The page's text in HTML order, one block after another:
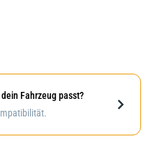
abweichen
Fahrzeug passt?